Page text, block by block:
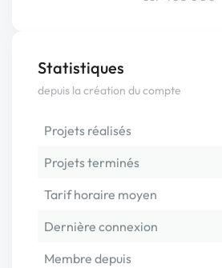
Statistiques
depuis la création du compte
Projets réalisés
Projets terminés
Tarif horaire moyen
Dernière connexion
Membre depuis